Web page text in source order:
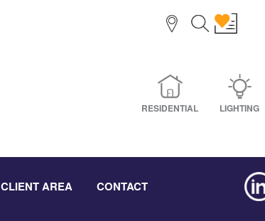
RESIDENTIAL LIGHTING
CLIENT AREA CONTACT